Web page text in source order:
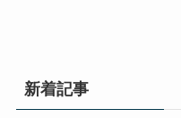
新着記事